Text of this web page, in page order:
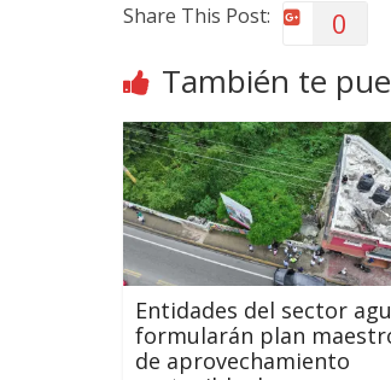
Share This Post: 0
También te
Entidades del sector
formularán plan
de aprovechamiento